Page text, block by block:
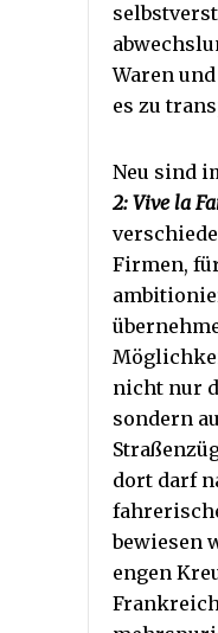
Waren
es zu
Neu sind
2: Vive la
Firmen,
nicht nur
sondern
dort darf
bewiesen
engen